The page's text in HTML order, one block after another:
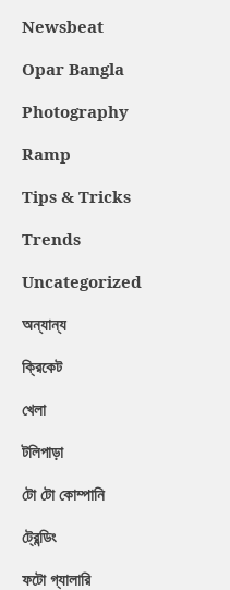
Newsbeat
Opar Bangla
Photography
Ramp
Tips & Tricks
Trends
Uncategorized
অন্যান্য
ক্রিকেট
খেলা
টলিপাড়া
টো টো কোম্পানি
ট্রেন্ডিং
ফটো গ্যালারি